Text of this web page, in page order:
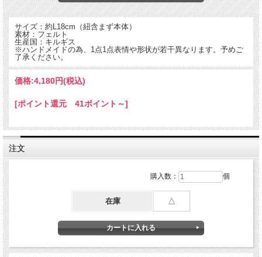
世界的著名人のフェルトオーナメント。
サイズ：約L18cm（紐含まず本体）
素材：フェルト
生産国：キルギス
※ハンドメイドの為、1点1点表情や形状が若干異なります。予めご
了承ください。
価格:4,180円(税込)
[ポイント還元 41ポイント～]
注文
購入数： 個
在庫 △